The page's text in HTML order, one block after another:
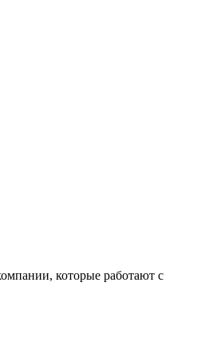
которые работают с